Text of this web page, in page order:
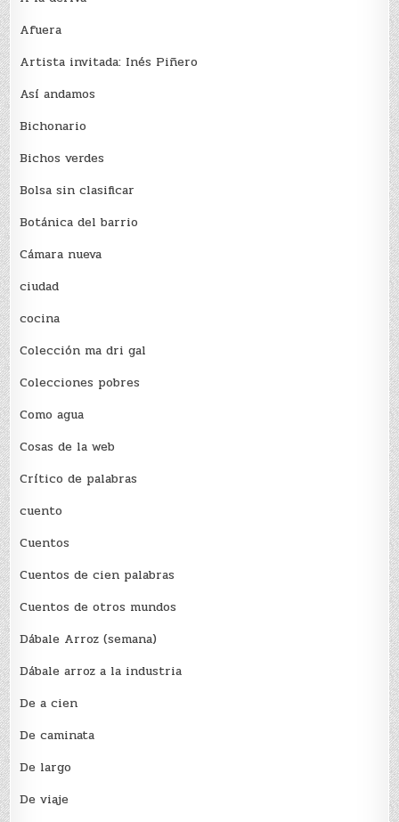
Afuera
Artista invitada: Inés Piñero
Así andamos
Bichonario
Bichos verdes
Bolsa sin clasificar
Botánica del barrio
Cámara nueva
ciudad
cocina
Colección ma dri gal
Colecciones pobres
Como agua
Cosas de la web
Crítico de palabras
cuento
Cuentos
Cuentos de cien palabras
Cuentos de otros mundos
Dábale Arroz (semana)
Dábale arroz a la industria
De a cien
De caminata
De largo
De viaje